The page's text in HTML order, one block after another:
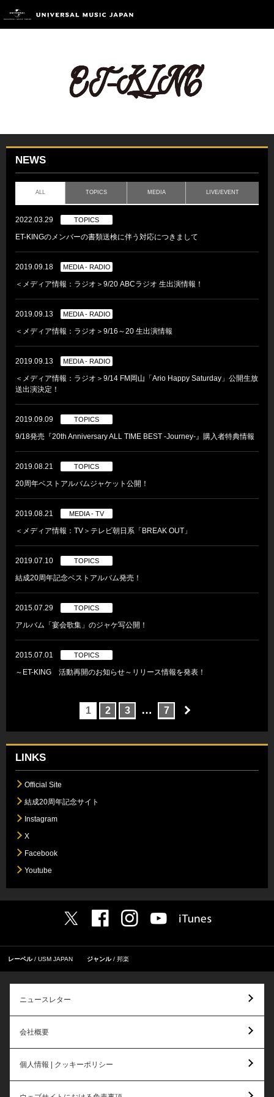
NEWS
ALL TOPICS MEDIA LIVE/EVENT
2022.03.29 TOPICS
ET-KINGのメンバーの書類送検に伴う対応につきまして
2019.09.18 MEDIA - RADIO
＜メディア情報：ラジオ＞9/20 ABCラジオ 生出演情報！
2019.09.13 MEDIA - RADIO
＜メディア情報：ラジオ＞9/16～20 生出演情報
2019.09.13 MEDIA - RADIO
＜メディア情報：ラジオ＞9/14 FM岡山「Ario Happy Saturday」公開生放
送出演決定！
2019.09.09 TOPICS
9/18発売『20th Anniversary ALL TIME BEST -Journey-』購入者特典情報
2019.08.21 TOPICS
20周年ベストアルバムジャケット公開！
2019.08.21 MEDIA - TV
＜メディア情報：TV＞テレビ朝日系「BREAK OUT」
2019.07.10 TOPICS
結成20周年記念ベストアルバム発売！
2015.07.29 TOPICS
アルバム「宴会歌集」のジャケ写公開！
2015.07.01 TOPICS
～ET-KING 活動再開のお知らせ～リリース情報を発表！
1 2 3 … 7
LINKS
Official Site
結成20周年記念サイト
Instagram
X
Facebook
Youtube
レーベル USM JAPAN ジャンル 邦楽
ニュースレター
会社概要
個人情報 | クッキーポリシー